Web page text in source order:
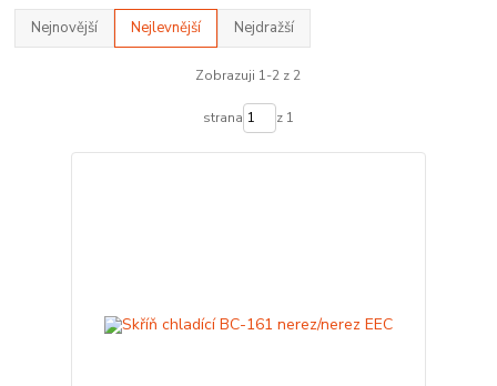
Nejnovější Nejlevnější Nejdražší
Zobrazuji 1-2 z 2
strana z 1